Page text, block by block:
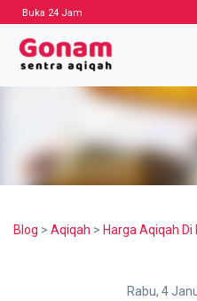
Buka 24 Jam
Blog > Aqiqah > Harga Aqiqah
Rabu, 4